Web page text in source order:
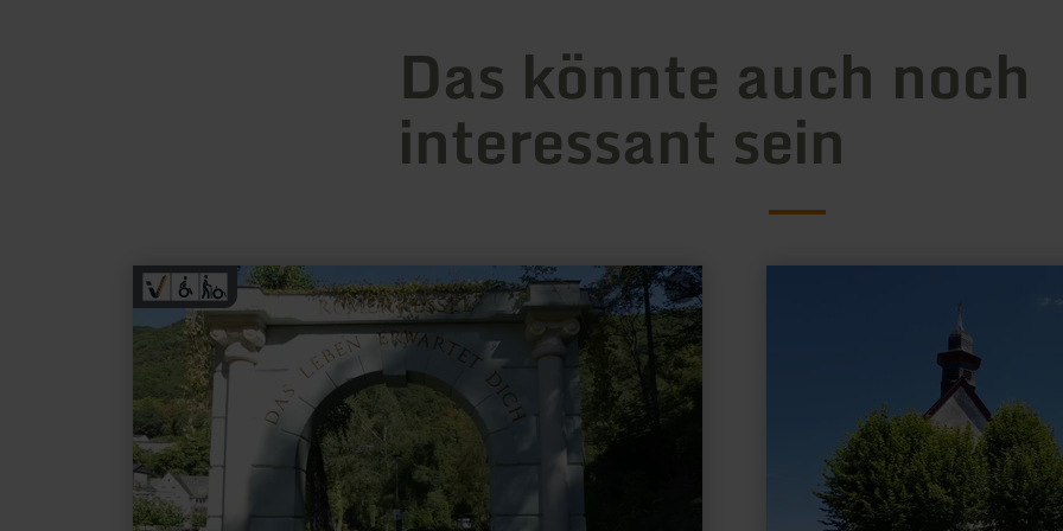
Das könnte auch noch
interessant sein
mehr
erfahren
zu:
Landschaftstherapeutischer
Römerkessel